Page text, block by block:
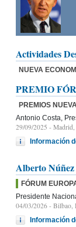
Actividades
NUEVA
PREMIO
PREMIOS
Antonio Costa,
29/09/2025 - Madrid,
Información
Alberto Núñez
FÓRUM
Presidente
04/03/2026 - Bilbao,
Información